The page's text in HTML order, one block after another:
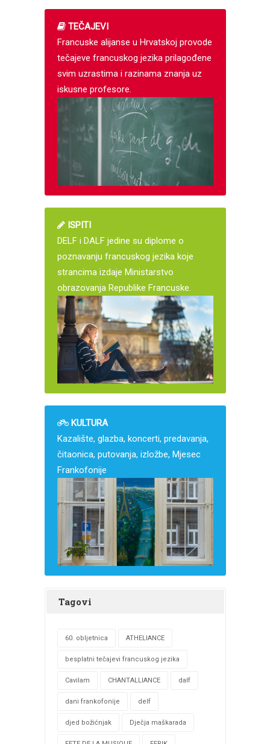
TEČAJEVI
Francuske alijanse u Hrvatskoj provode
tečajeve francuskog jezika prilagođene
svim uzrastima i razinama znanja uz
iskusne profesore.
ISPITI
DELF i DALF jedine su diplome o
poznavanju francuskog jezika koje
strancima izdaje Ministarstvo
obrazovanja Republike Francuske.
KULTURA
Kazalište, glazba, koncerti, predavanja,
čitaonica, putovanja, izložbe, Mjesec
Frankofonije
Tagovi
60. obljetnica ATHELIANCE
besplatni tečajevi francuskog jezika
Cavilam CHANTALLIANCE dalf
dani frankofonije delf
djed božićnjak Dječja maškarada